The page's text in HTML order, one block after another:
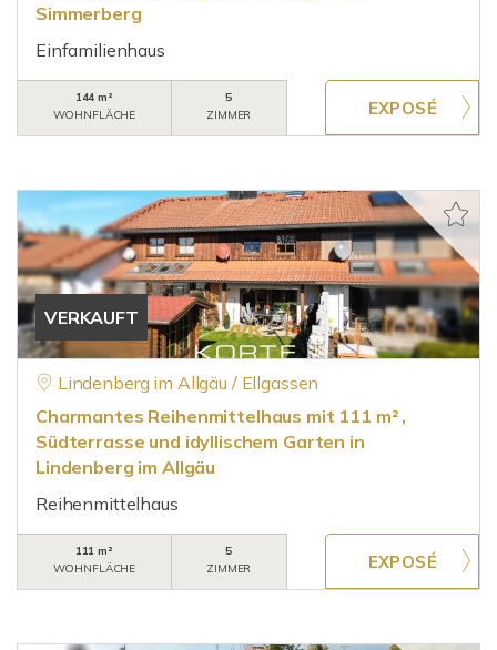
Simmerberg
Einfamilienhaus
144 m²
WOHNFLÄCHE
5
ZIMMER
VERKAUFT
Lindenberg im Allgäu / Ellgassen
Charmantes Reihenmittelhaus mit 111 m² ,
Südterrasse und idyllischem Garten in
Lindenberg im Allgäu
Reihenmittelhaus
111 m²
WOHNFLÄCHE
5
ZIMMER